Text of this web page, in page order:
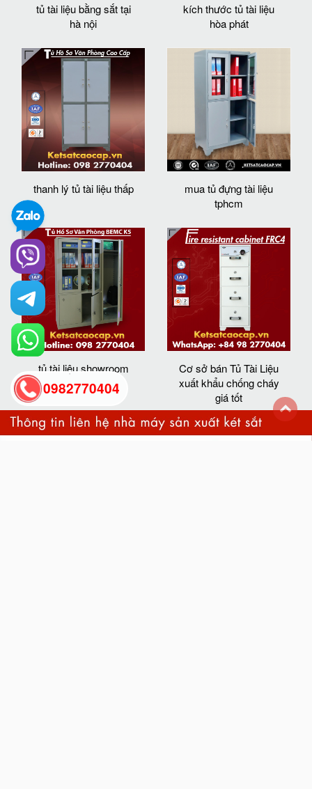
tủ tài liệu bằng sắt tại
hà nội
kích thước tủ tài liệu
hòa phát
thanh lý tủ tài liệu thấp
mua tủ đựng tài liệu
tphcm
tủ tài liệu showroom
Cơ sở bán Tủ Tài Liệu
xuất khẩu chống cháy
giá tốt
0982770404
back